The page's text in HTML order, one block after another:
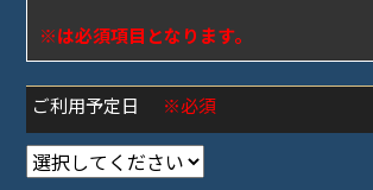
※は必須項目となります。
ご利用予定日 ※必須